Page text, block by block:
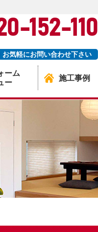
152-110
お気軽にお問い合わせ下さい
ーム
ー
施工事例